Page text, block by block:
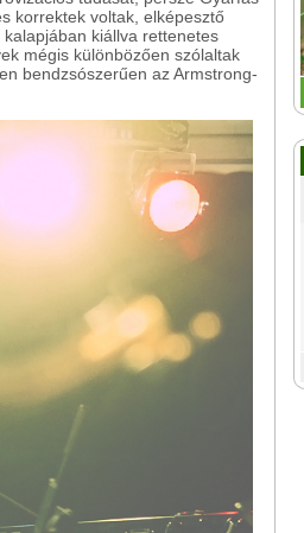
korrektek voltak, elképesztő
kiállva rettenetes
mégis különbözően szólaltak
bendzsószerűen az Armstrong-